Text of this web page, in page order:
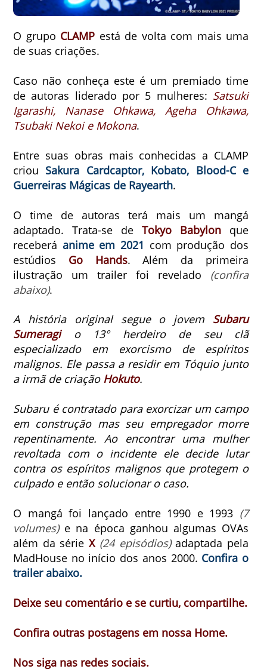
O grupo CLAMP está de volta com mais uma
de suas criações.
Caso não conheça este é um premiado time
de autoras liderado por 5 mulheres: Satsuki
Igarashi, Nanase Ohkawa, Ageha Ohkawa,
Tsubaki Nekoi e Mokona.
Entre suas obras mais conhecidas a CLAMP
criou Sakura Cardcaptor, Kobato, Blood-C e
Guerreiras Mágicas de Rayearth.
O time de autoras terá mais um mangá
adaptado.Trata-se deTokyo Babylon que
receberá anime em 2021 com produção dos
estúdios Go Hands.Além da primeira
ilustração um trailer foi revelado (confira
abaixo).
A história original segue o jovem Subaru
Sumeragio 13° herdeiro de seu clã
especializado em exorcismo de espíritos
malignos. Ele passa a residir em Tóquio junto
a irmã de criação Hokuto.
Subaru é contratado para exorcizar um campo
em construção mas seu empregador morre
repentinamente.Ao encontrar uma mulher
revoltada com o incidente ele decide lutar
contra os espíritos malignos que protegem o
culpado e então solucionar o caso.
O mangá foi lançado entre 1990 e 1993 (7
volumes)e na época ganhou algumas OVAs
além da sérieX (24 episódios)adaptada pela
MadHouse no início dos anos 2000. Confira o
trailer abaixo.
Deixe seu comentário e se curtiu, compartilhe.
Confira outras postagens em nossa Home.
Nos siga nas redes sociais.